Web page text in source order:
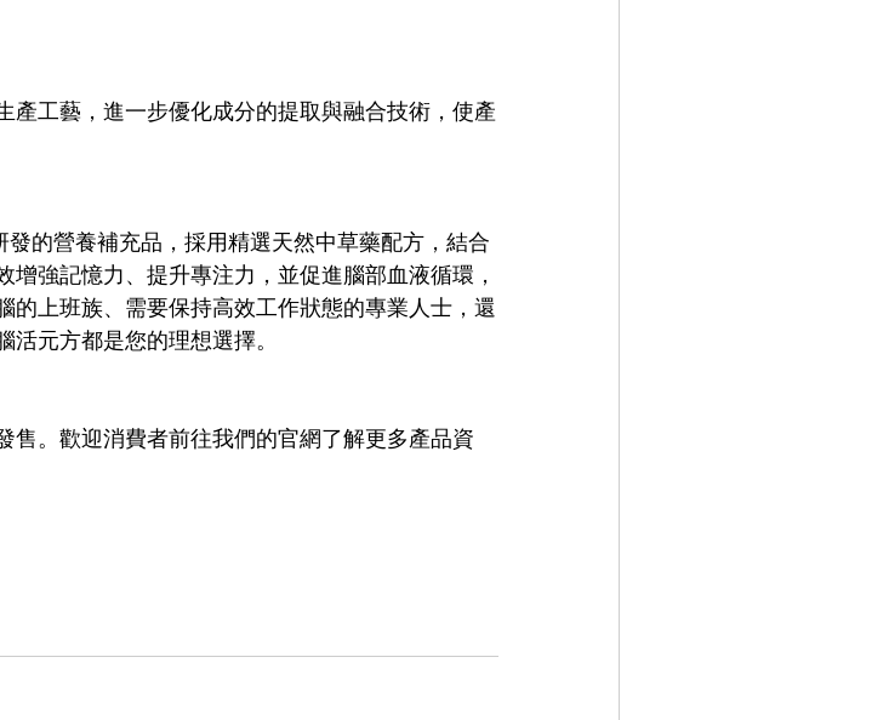
產工藝，進一步優化成分的提取與融合技術，使產
的營養補充品，採用精選天然中草藥配方，結合
強記憶力、提升專注力，並促進腦部血液循環，
的上班族、需要保持高效工作狀態的專業人士，還
元方都是您的理想選擇。
售。歡迎消費者前往我們的官網了解更多產品資